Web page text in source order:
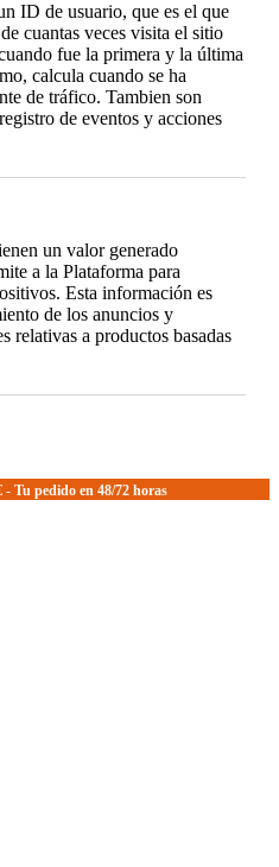
ID de usuario, que es el que
cuantas veces visita el sitio
fue la primera y la última
calcula cuando se ha
de tráfico. Tambien son
de eventos y acciones
un valor generado
a la Plataforma para
Esta información es
de los anuncios y
relativas a productos basadas
- Tu pedido en 48/72 horas